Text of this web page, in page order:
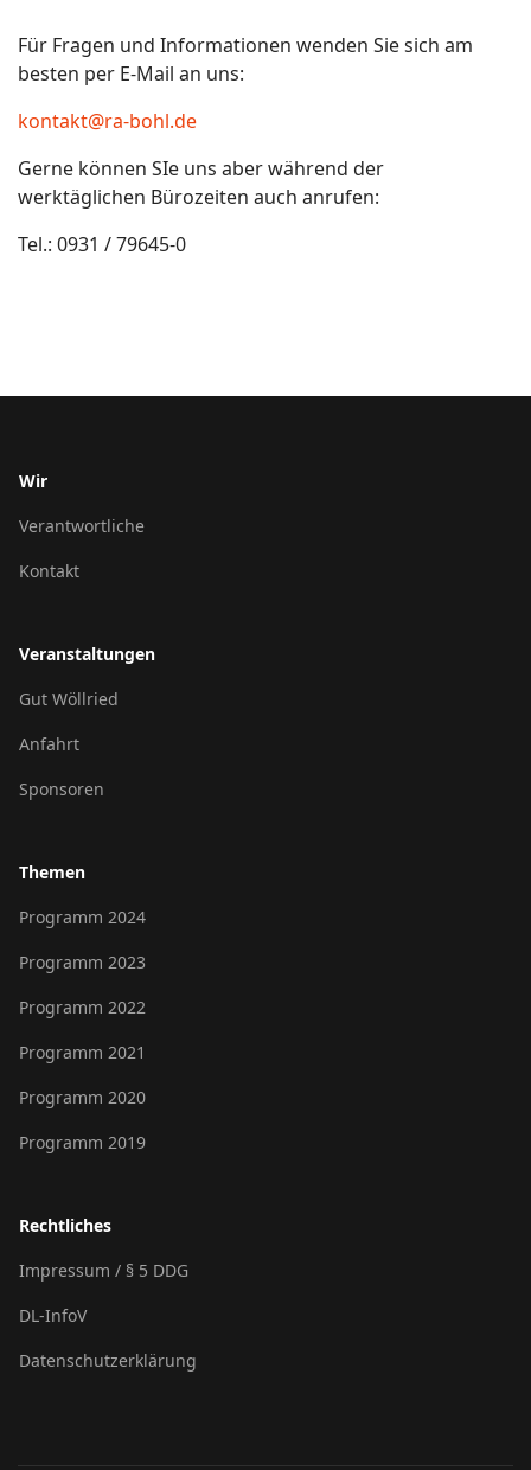
Für Fragen und Informationen wenden Sie sich am
besten per E-Mail an uns:
kontakt@ra-bohl.de
Gerne können SIe uns aber während der
werktäglichen Bürozeiten auch anrufen:
Tel.: 0931 / 79645-0
Wir
Verantwortliche
Kontakt
Veranstaltungen
Gut Wöllried
Anfahrt
Sponsoren
Themen
Programm 2024
Programm 2023
Programm 2022
Programm 2021
Programm 2020
Programm 2019
Rechtliches
Impressum / § 5 DDG
DL-InfoV
Datenschutzerklärung